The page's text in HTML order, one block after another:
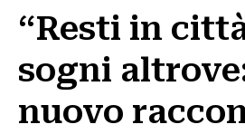
“Resti in
sogni
nuovo